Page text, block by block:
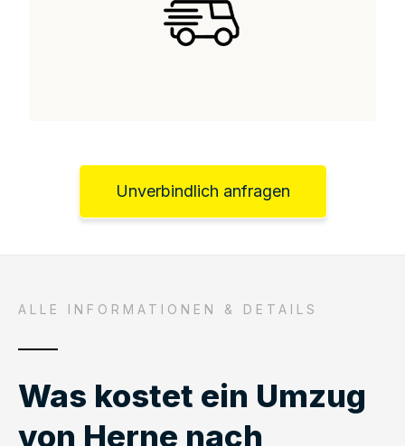
Unverbindlich anfragen
ALLE INFORMATIONEN & DETAILS
Was kostet ein Umzug
von Herne nach